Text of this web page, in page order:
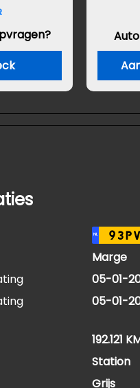
NL
Marge
05-01-
05-01-
192.121
Station
Grijs